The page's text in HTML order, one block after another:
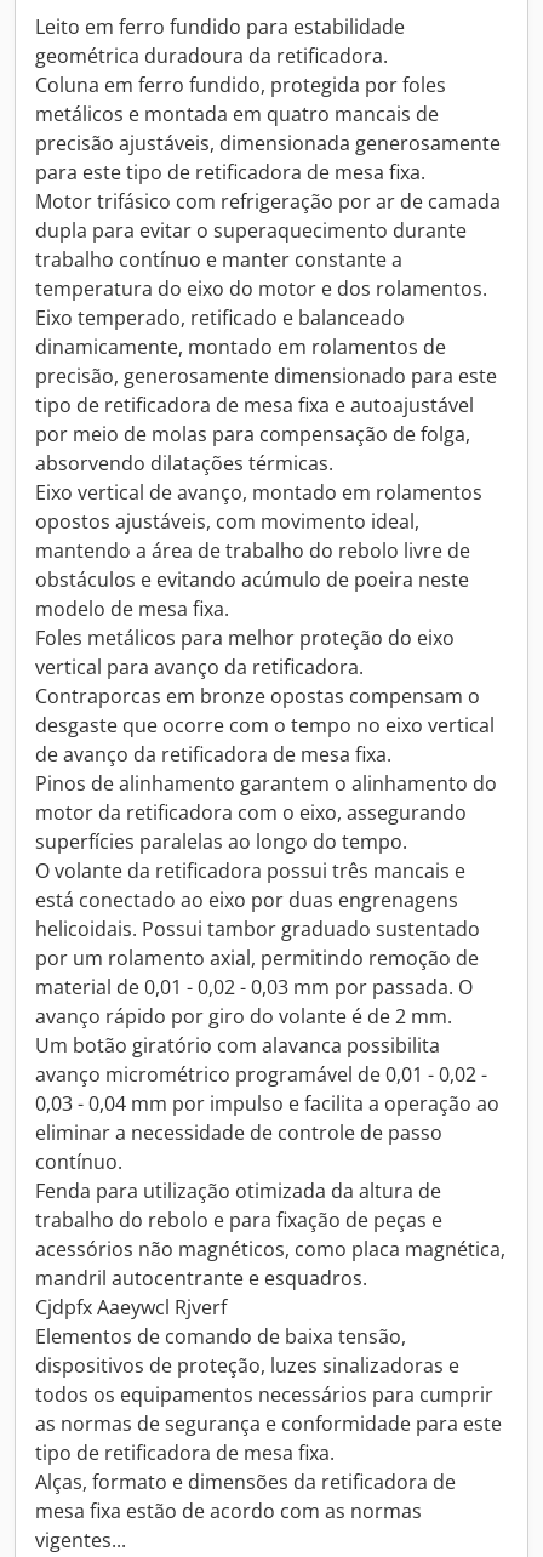
Leito em ferro fundido para estabilidade
geométrica duradoura da retificadora.
Coluna em ferro fundido, protegida por foles
metálicos e montada em quatro mancais de
precisão ajustáveis, dimensionada generosamente
para este tipo de retificadora de mesa fixa.
Motor trifásico com refrigeração por ar de camada
dupla para evitar o superaquecimento durante
trabalho contínuo e manter constante a
temperatura do eixo do motor e dos rolamentos.
Eixo temperado, retificado e balanceado
dinamicamente, montado em rolamentos de
precisão, generosamente dimensionado para este
tipo de retificadora de mesa fixa e autoajustável
por meio de molas para compensação de folga,
absorvendo dilatações térmicas.
Eixo vertical de avanço, montado em rolamentos
opostos ajustáveis, com movimento ideal,
mantendo a área de trabalho do rebolo livre de
obstáculos e evitando acúmulo de poeira neste
modelo de mesa fixa.
Foles metálicos para melhor proteção do eixo
vertical para avanço da retificadora.
Contraporcas em bronze opostas compensam o
desgaste que ocorre com o tempo no eixo vertical
de avanço da retificadora de mesa fixa.
Pinos de alinhamento garantem o alinhamento do
motor da retificadora com o eixo, assegurando
superfícies paralelas ao longo do tempo.
O volante da retificadora possui três mancais e
está conectado ao eixo por duas engrenagens
helicoidais. Possui tambor graduado sustentado
por um rolamento axial, permitindo remoção de
material de 0,01 - 0,02 - 0,03 mm por passada. O
avanço rápido por giro do volante é de 2 mm.
Um botão giratório com alavanca possibilita
avanço micrométrico programável de 0,01 - 0,02 -
0,03 - 0,04 mm por impulso e facilita a operação ao
eliminar a necessidade de controle de passo
contínuo.
Fenda para utilização otimizada da altura de
trabalho do rebolo e para fixação de peças e
acessórios não magnéticos, como placa magnética,
mandril autocentrante e esquadros.
Cjdpfx Aaeywcl Rjverf
Elementos de comando de baixa tensão,
dispositivos de proteção, luzes sinalizadoras e
todos os equipamentos necessários para cumprir
as normas de segurança e conformidade para este
tipo de retificadora de mesa fixa.
Alças, formato e dimensões da retificadora de
mesa fixa estão de acordo com as normas
vigentes...